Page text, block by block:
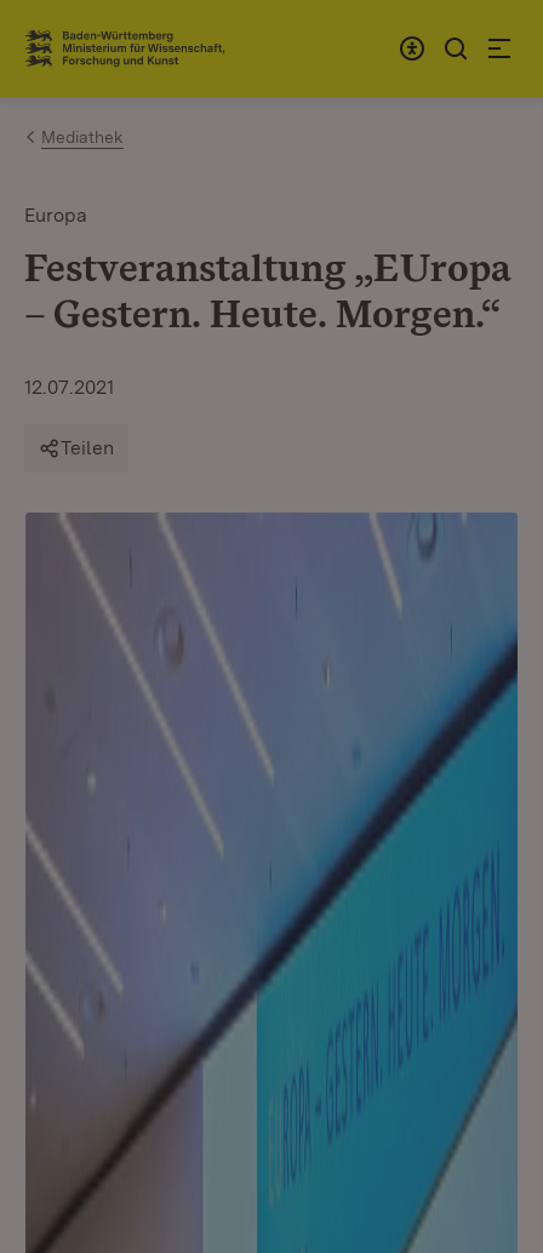
Zum Inhalt springen
Link zur Startseite
Mediathek
Europa
Festveranstaltung „EUropa
– Gestern. Heute. Morgen.“
12.07.2021
Teilen